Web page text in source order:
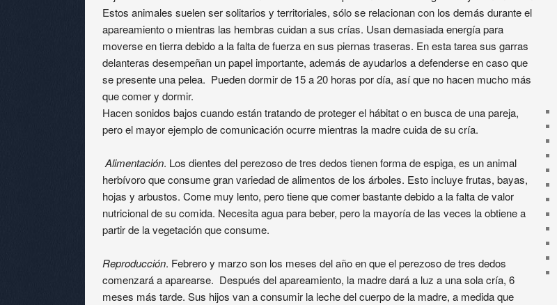
Estos animales suelen ser solitarios y territoriales, sólo se relacionan con los demás durante el
apareamiento o mientras las hembras cuidan a sus crías. Usan demasiada energía para
moverse en tierra debido a la falta de fuerza en sus piernas traseras. En esta tarea sus garras
delanteras desempeñan un papel importante, además de ayudarlos a defenderse en caso que
se presente una pelea. Pueden dormir de 15 a 20 horas por día, así que no hacen mucho más
que comer y dormir.
Hacen sonidos bajos cuando están tratando de proteger el hábitat o en busca de una pareja,
pero el mayor ejemplo de comunicación ocurre mientras la madre cuida de su cría.
Alimentación. Los dientes del perezoso de tres dedos tienen forma de espiga, es un animal
herbívoro que consume gran variedad de alimentos de los árboles. Esto incluye frutas, bayas,
hojas y arbustos. Come muy lento, pero tiene que comer bastante debido a la falta de valor
nutricional de su comida. Necesita agua para beber, pero la mayoría de las veces la obtiene a
partir de la vegetación que consume.
Reproducción. Febrero y marzo son los meses del año en que el perezoso de tres dedos
comenzará a aparearse. Después del apareamiento, la madre dará a luz a una sola cría, 6
meses más tarde. Sus hijos van a consumir la leche del cuerpo de la madre, a medida que